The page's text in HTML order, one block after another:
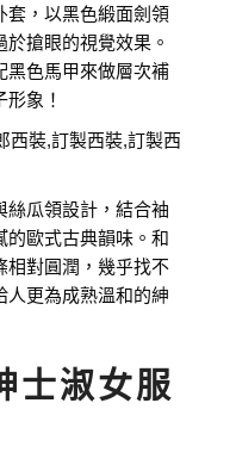
，以黑色緞面劍領
搶眼的視覺效果。
黑色馬甲來做層次補
象！
瓜領設計，結合袖
的歐式古典韻味。和
相對圓潤，幾乎找不
人更為成熟溫和的紳
淑女服